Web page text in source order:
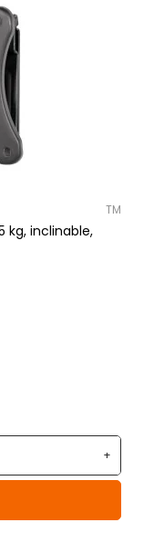
TM
kg, inclinable,
+